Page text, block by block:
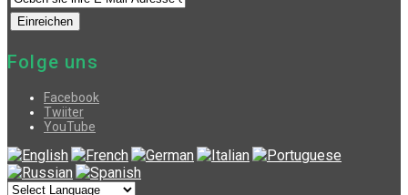
Folge uns
Facebook
Twiiter
YouTube